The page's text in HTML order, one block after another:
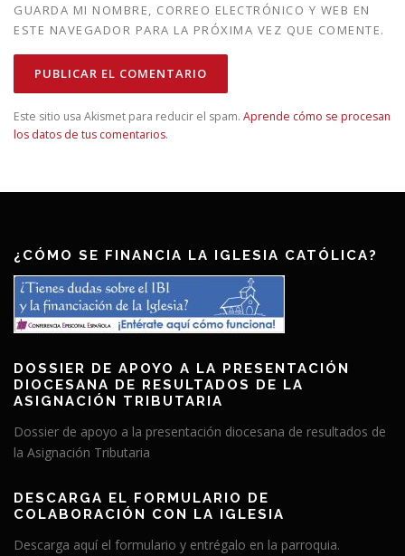
GUARDA MI NOMBRE, CORREO ELECTRÓNICO Y WEB EN
ESTE NAVEGADOR PARA LA PRÓXIMA VEZ QUE COMENTE.
Este sitio usa Akismet para reducir el spam. Aprende cómo se procesan
los datos de tus comentarios.
¿CÓMO SE FINANCIA LA IGLESIA CATÓLICA?
DOSSIER DE APOYO A LA PRESENTACIÓN
DIOCESANA DE RESULTADOS DE LA
ASIGNACIÓN TRIBUTARIA
Dossier de apoyo a la presentación diocesana de resultados de
la Asignación Tributaria
DESCARGA EL FORMULARIO DE
COLABORACIÓN CON LA IGLESIA
Descarga aquí el formulario y entrégalo en la parroquia.